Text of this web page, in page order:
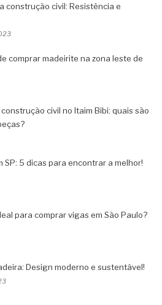
construção civil: Resistência e
comprar madeirite na zona leste de
civil no Itaim Bibi: quais são
SP: 5 dicas para encontrar a melhor!
para comprar vigas em São Paulo?
Design moderno e sustentável!